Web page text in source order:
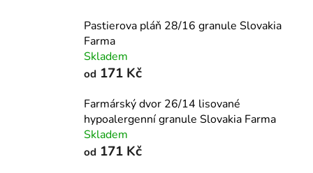
Pastierova pláň 28/16 granule Slovakia
Farma
Skladem
od 171 Kč
Farmárský dvor 26/14 lisované
hypoalergenní granule Slovakia Farma
Skladem
od 171 Kč